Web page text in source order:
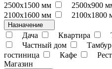
2500х1500 мм
2500х900
2100х1600 мм
2100х1800
Назначение
Дача Квартира
Частный дом
Тамбур
гостиница
Кафе
Магазин